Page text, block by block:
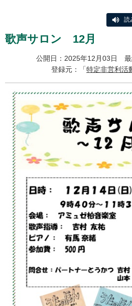
読
歌声サロン 12月
公開日：2025年12月03日 最
登録元：「特定非営利活